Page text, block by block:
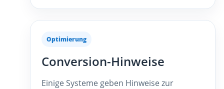
Optimierung
Conversion-Hinweise
Einige Systeme geben Hinweise zur